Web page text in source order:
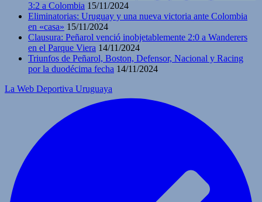
3:2 a Colombia 15/11/2024
Eliminatorias: Uruguay y una nueva victoria ante Colombia
en «casa» 15/11/2024
Clausura: Peñarol venció inobjetablemente 2:0 a Wanderers
en el Parque Viera 14/11/2024
Triunfos de Peñarol, Boston, Defensor, Nacional y Racing
por la duodécima fecha 14/11/2024
La Web Deportiva Uruguaya